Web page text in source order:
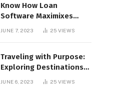
Know How Loan
Software Maximixes
Work Efficiency in
JUNE 7, 2023 25 VIEWS
Traveling with Purpose:
Exploring Destinations
that Support Social
JUNE 6, 2023 25 VIEWS